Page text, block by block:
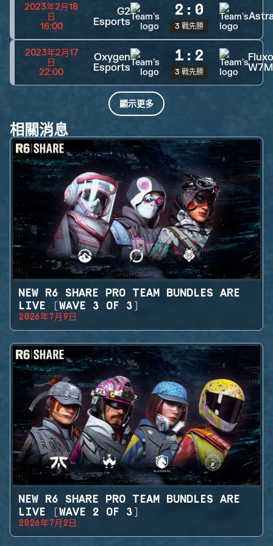
2023年2月18
日
16:00
G2
Esports
2 : 0
3 戰先勝
2023年2月17
日
22:00
Oxygen
Esports
1 : 2
3 戰先勝
Fluxo
W7M
顯示更多
相關消息
NEW R6 SHARE PRO TEAM BUNDLES ARE
LIVE (WAVE 3 OF 3)
2026年7月9日
NEW R6 SHARE PRO TEAM BUNDLES ARE
LIVE (WAVE 2 OF 3)
2026年7月2日